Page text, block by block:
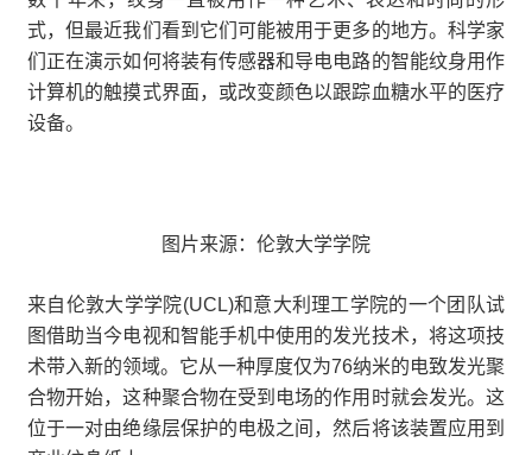
式，但最近我们看到它们可能被用于更多的地方。科学家
们正在演示如何将装有传感器和导电电路的智能纹身用作
计算机的触摸式界面，或改变颜色以跟踪血糖水平的医疗
设备。
图片来源：伦敦大学学院
来自伦敦大学学院(UCL)和意大利理工学院的一个团队试
图借助当今电视和智能手机中使用的发光技术，将这项技
术带入新的领域。它从一种厚度仅为76纳米的电致发光聚
合物开始，这种聚合物在受到电场的作用时就会发光。这
位于一对由绝缘层保护的电极之间，然后将该装置应用到